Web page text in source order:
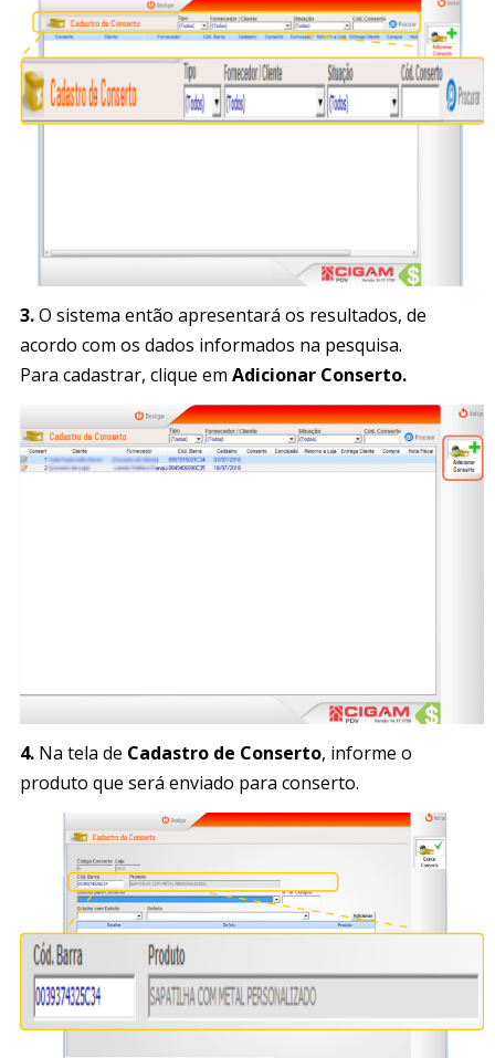
3.O sistema então apresentará os resultados, de
acordo com os dados informados na pesquisa.
Para cadastrar, clique em Adicionar Conserto.
4. Na tela de Cadastro de Conserto, informe o
produto que será enviado para conserto.